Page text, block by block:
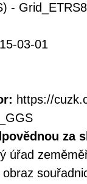
-
03-01
https://
za
úřad